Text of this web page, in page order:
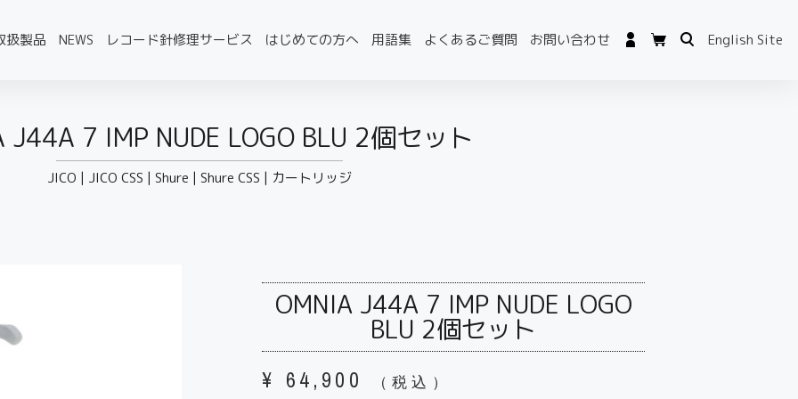
扱製品 NEWS レコード針修理サービス はじめての方へ 用語集 よくあるご質問 お問い合わせ English Site
J44A 7 IMP NUDE LOGO BLU 2個セット
JICO | JICO CSS | Shure | Shure CSS | カートリッジ
OMNIA J44A 7 IMP NUDE LOGO
BLU 2個セット
¥ 64,900 （税込）